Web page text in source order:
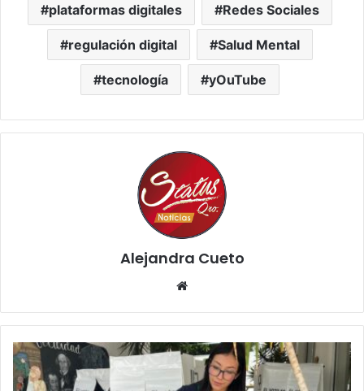
plataformas digitales Redes Sociales
regulación digital Salud Mental
tecnología yOuTube
Alejandra Cueto
IEEQ
informa
avances